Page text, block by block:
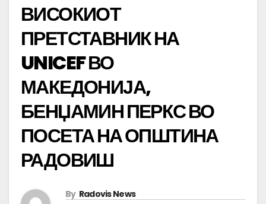
ВИСОКИОТ
ПРЕТСТАВНИК НА
UNICEF ВО
МАКЕДОНИЈА,
БЕНЏАМИН ПЕРКС ВО
ПОСЕТА НА ОПШТИНА
РАДОВИШ
By Radovis News